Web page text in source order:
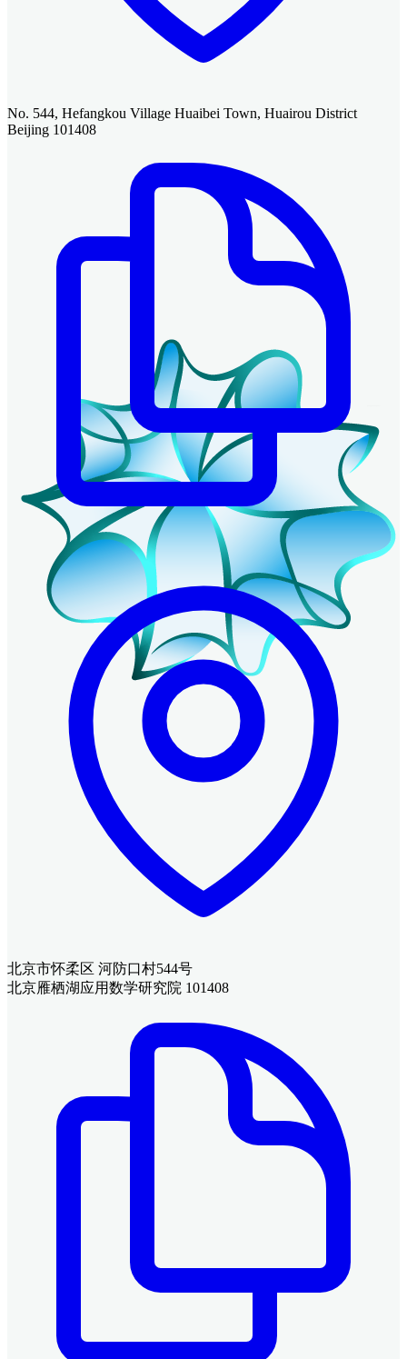
No. 544, Hefangkou Village Huaibei Town, Huairou District
Beijing 101408
北京市怀柔区 河防口村544号
北京雁栖湖应用数学研究院 101408